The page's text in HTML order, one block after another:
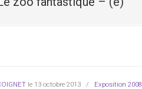
le 13 octobre 2013 / Exposition 2008